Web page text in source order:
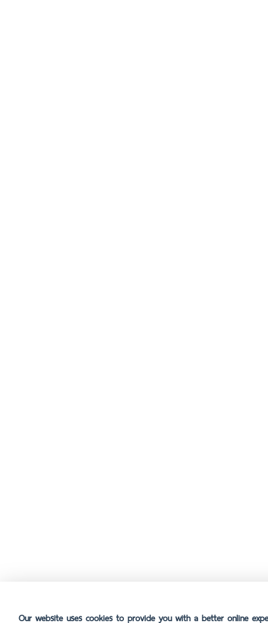
Our website uses cookies to provide you with a better online